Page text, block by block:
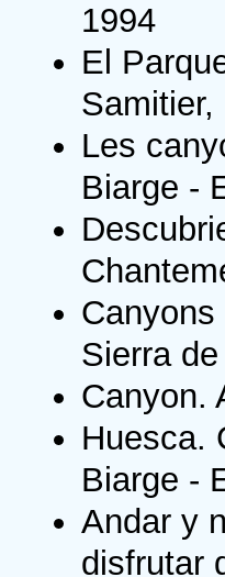
1994
El
Samitier,
Les
Biarge -
Sierra
Canyon.
Huesca.
Biarge -
Andar y
disfrutar